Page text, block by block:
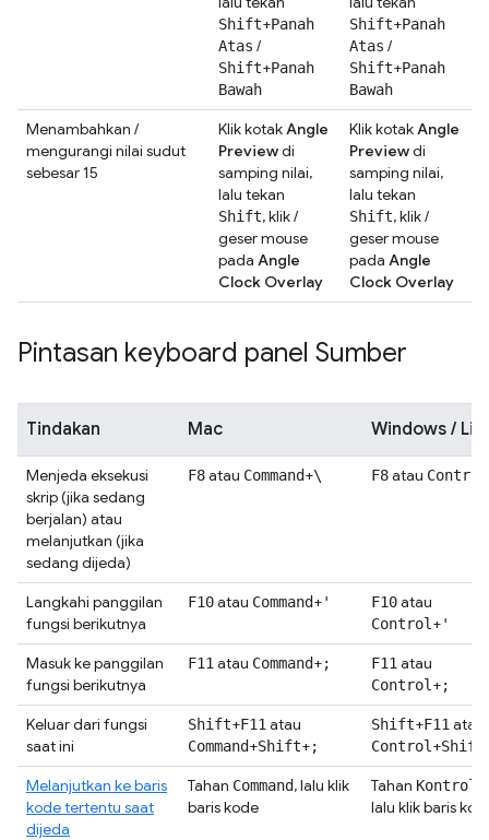
Shift+Panah
Atas /
Shift+Panah
Bawah
Shift+Panah
Atas /
Shift+Panah
Bawah
Menambahkan /
mengurangi nilai sudut
sebesar 15
Klik kotakAngle
Previewdi
samping nilai,
lalu tekan
Shift, klik /
geser mouse
pada Angle
Clock Overlay
Klik kotakAngle
Previewdi
samping nilai,
lalu tekan
Shift, klik /
geser mouse
pada Angle
Clock Overlay
Pintasan keyboard panel Sumber
Tindakan Mac Windows /
Menjeda eksekusi
skrip (jika sedang
berjalan) atau
melanjutkan (jika
sedang dijeda)
F8atau Command+\ F8atau Control
Langkahi panggilan
fungsi berikutnya
F10atau Command+' F10atau
Control +'
Masuk ke panggilan
fungsi berikutnya
F11 atau Command+; F11 atau
Control +;
Keluar dari fungsi
saat ini
Shift+F11 atau
Command+Shift+;
Shift+F11 atau
Control +Shift
Melanjutkan ke baris
kode tertentu saat
dijeda
Tahan Command, lalu klik
baris kode
Tahan Kontrol
lalu klik baris